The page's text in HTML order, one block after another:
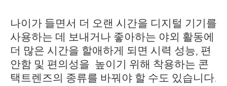
나이가 들면서 더 오랜 시간을 디지털 기기를
사용하는 데 보내거나 좋아하는 야외 활동에
더 많은 시간을 할애하게 되면 시력 성능, 편
안함 및 편의성을 높이기 위해 착용하는 콘
택트렌즈의 종류를 바꿔야 할 수도 있습니다.